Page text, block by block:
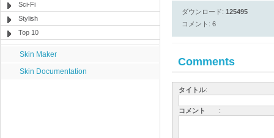
Sci-Fi
Stylish
Top 10
Skin Maker
Skin Documentation
ダウンロード: 125495
コメント: 6
Comments
タイトル:
コメント :